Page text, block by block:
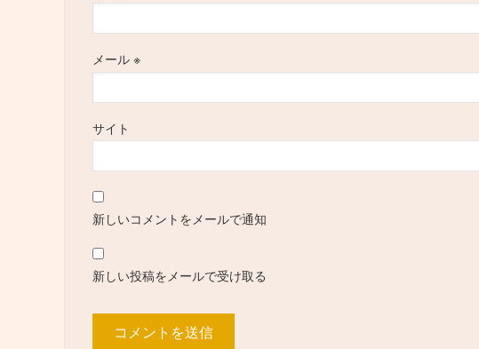
メール※
サイト
新しいコメントをメールで通知
新しい投稿をメールで受け取る